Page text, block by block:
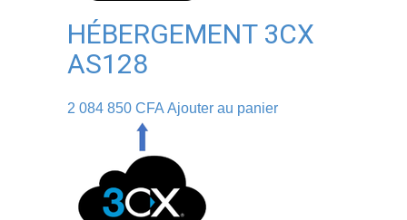
HÉBERGEMENT 3CX
AS128
2 084 850CFA Ajouter au panier